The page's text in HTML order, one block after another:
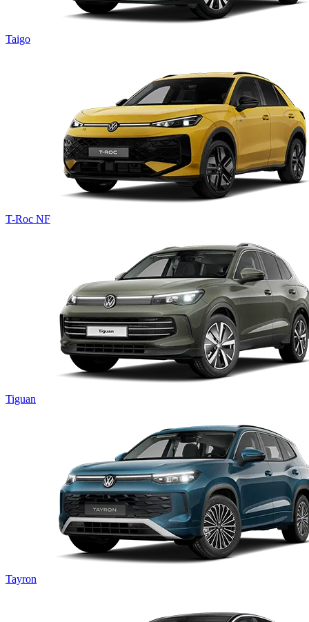
Taigo
T-Roc NF
Tiguan
Tayron